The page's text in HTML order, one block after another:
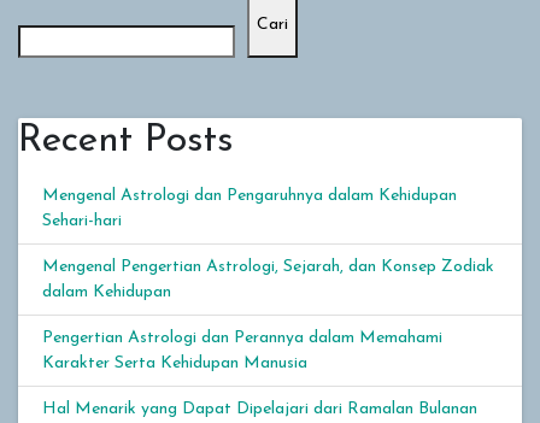
Cari
Recent Posts
Mengenal Astrologi dan Pengaruhnya dalam Kehidupan
Sehari-hari
Mengenal Pengertian Astrologi, Sejarah, dan Konsep Zodiak
dalam Kehidupan
Pengertian Astrologi dan Perannya dalam Memahami
Karakter Serta Kehidupan Manusia
Hal Menarik yang Dapat Dipelajari dari Ramalan Bulanan